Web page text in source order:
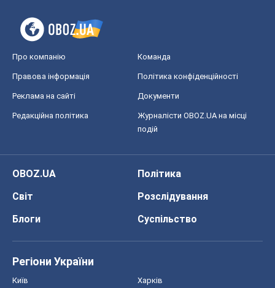
Про компанію Команда
Правова інформація Політика конфіденційності
Реклама на сайті Документи
Редакційна політика
Журналісти OBOZ.UA на місці
подій
OBOZ.UA
Політика
Світ
Розслідування
Блоги
Суспільство
Регіони України
Київ Харків